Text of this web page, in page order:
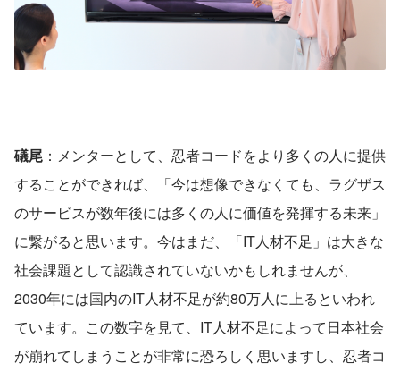
礒尾 ：メンターとして、忍者コードをより多くの人に提供
することができれば、「今は想像できなくても、ラグザス
のサービスが数年後には多くの人に価値を発揮する未来」
に繋がると思います。今はまだ、「IT人材不足」は大きな
社会課題として認識されていないかもしれませんが、
2030年には国内のIT人材不足が約80万人に上るといわれ
ています。この数字を見て、IT人材不足によって日本社会
が崩れてしまうことが非常に恐ろしく思いますし、忍者コ